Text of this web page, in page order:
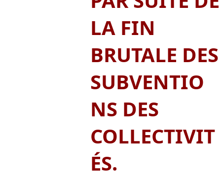
LA FIN
BRUTALE DES
SUBVENTIO
NS DES
COLLECTIVIT
ÉS.